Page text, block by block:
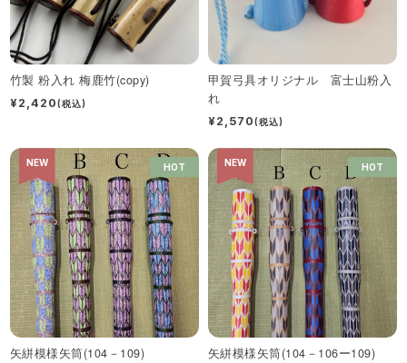
竹製 粉入れ 梅鹿竹(copy)
¥2,420(税込)
甲賀弓具オリジナル 富士山粉入
れ
¥2,570(税込)
NEW HOT
矢絣模様矢筒(104－109)
NEW HOT
矢絣模様矢筒(104－106ー109)